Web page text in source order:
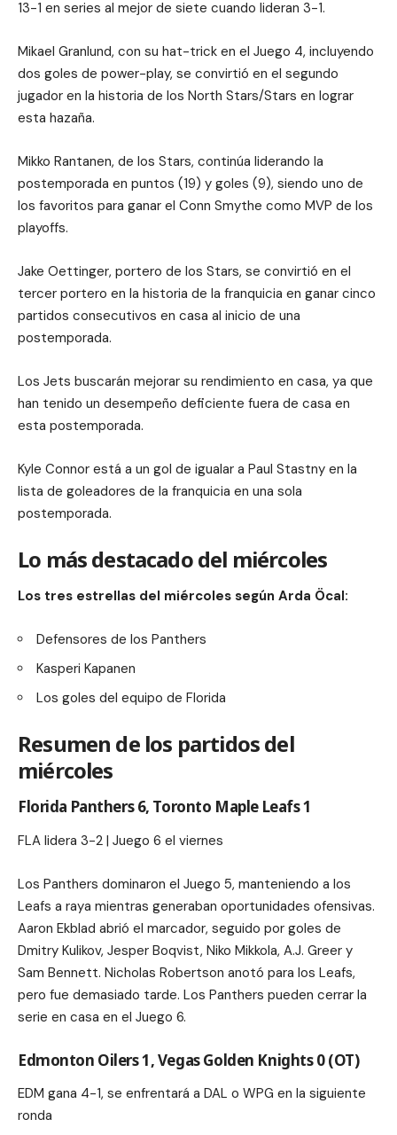
13-1 en series al mejor de siete cuando lideran 3-1.
Mikael Granlund, con su hat-trick en el Juego 4, incluyendo
dos goles de power-play, se convirtió en el segundo
jugador en la historia de los North Stars/Stars en lograr
esta hazaña.
Mikko Rantanen, de los Stars, continúa liderando la
postemporada en puntos (19) y goles (9), siendo uno de
los favoritos para ganar el Conn Smythe como MVP de los
playoffs.
Jake Oettinger, portero de los Stars, se convirtió en el
tercer portero en la historia de la franquicia en ganar cinco
partidos consecutivos en casa al inicio de una
postemporada.
Los Jets buscarán mejorar su rendimiento en casa, ya que
han tenido un desempeño deficiente fuera de casa en
esta postemporada.
Kyle Connor está a un gol de igualar a Paul Stastny en la
lista de goleadores de la franquicia en una sola
postemporada.
Lo más destacado del miércoles
Los tres estrellas del miércoles según Arda Öcal:
Defensores de los Panthers
Kasperi Kapanen
Los goles del equipo de Florida
Resumen de los partidos del
miércoles
Florida Panthers 6, Toronto Maple Leafs 1
FLA lidera 3-2 | Juego 6 el viernes
Los Panthers dominaron el Juego 5, manteniendo a los
Leafs a raya mientras generaban oportunidades ofensivas.
Aaron Ekblad abrió el marcador, seguido por goles de
Dmitry Kulikov, Jesper Boqvist, Niko Mikkola, A.J. Greer y
Sam Bennett. Nicholas Robertson anotó para los Leafs,
pero fue demasiado tarde. Los Panthers pueden cerrar la
serie en casa en el Juego 6.
Edmonton Oilers 1, Vegas Golden Knights 0 (OT)
EDM gana 4-1, se enfrentará a DAL o WPG en la siguiente
ronda